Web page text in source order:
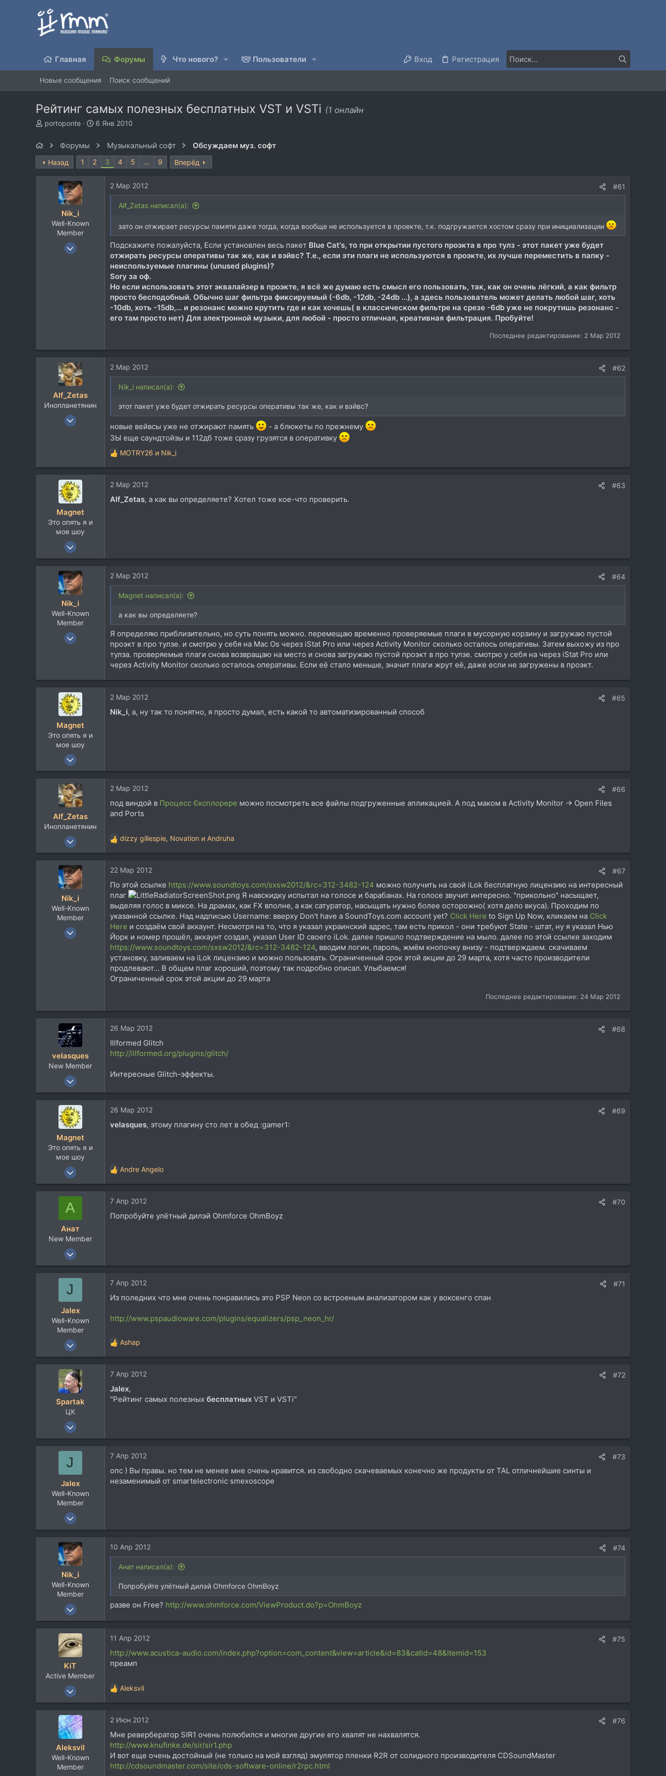
Главная Форумы Что нового? Пользователи Вход Регистрация
Новые сообщения Поиск сообщений
Рейтинг самых полезных бесплатных VST и VSTi (1 онлайн
А
р
т
portoponte
Д
т
н
а
6 Янв 2010
Форумы Музыкальный софт Обсуждаем муз. софт
Назад 1 2 3 4 5 … 9 Вперёд
Nik_i
Well-Known
Member
16 Апр 2009
2 Мар 2012 #61
Alf_Zetas написал(а):
зато он отжирает ресурсы памяти даже тогда, когда вообще не используется в проекте, т.к. подгружается хостом сразу при инициализации
Подскажите пожалуйста, Если установлен весь пакет Blue Cat's, то при открытии пустого проэкта в про тулз - этот пакет уже будет
отжирать ресурсы оперативы так же, как и вэйвс? Т.е., если эти плаги не используются в проэкте, их лучше переместить в папку -
неиспользуемые плагины (unused plugins)?
Sory за оф.
Но если использовать этот эквалайзер в проэкте, я всё же думаю есть смысл его пользовать, так, как он очень лёгкий, а как фильтр
просто бесподобный. Обычно шаг фильтра фиксируемый (-6db, -12db, -24db ...), а здесь пользователь может делать любой шаг, хоть
-10db, хоть -15db,... и резонанс можно крутить где и как хочешь( в классическом фильтре на срезе -6db уже не покрутишь резонанс -
его там просто нет) Для электронной музыки, для любой - просто отличная, креативная фильтрация. Пробуйте!
Последнее редактирование: 2 Мар 2012
Alf_Zetas
Инопланетянин
26 Дек 2006
Київ, Нижні Сади
2 Мар 2012 #62
Nik_i написал(а):
этот пакет уже будет отжирать ресурсы оперативы так же, как и вэйвс?
новые вейвсы уже не отжирают память
- а блюкеты по прежнему
ЗЫ еще саундтойзы и 112дб тоже сразу грузятся в оперативку
Р
е
к
и
MOTRY26 и Nik_i
Magnet
Это опять я и
мое шоу
3 Июн 2007
4.264
2 Мар 2012 #63
Alf_Zetas, а как вы определяете? Хотел тоже кое-что проверить.
Nik_i
Well-Known
Member
16 Апр 2009
Кременчуг
2 Мар 2012 #64
Magnet написал(а):
а как вы определяете?
Я определяю приблизительно, но суть понять можно. перемещаю временно проверяемые плаги в мусорную корзину и загружаю пустой
проэкт в про тулзе. и смотрю у себя на Mac Os через iStat Pro или через Activity Monitor cколько осталось оперативы. Затем выхожу из про
тулза. проверяемые плаги снова возвращаю на место и снова загружаю пустой проэкт в про тулзе. смотрю у себя на через iStat Pro или
через Activity Monitor cколько осталось оперативы. Если её стало меньше, значит плаги жрут её, даже если не загружены в проэкт.
Magnet
Это опять я и
мое шоу
3 Июн 2007
3.843
4.264
2 Мар 2012 #65
Nik_i, а, ну так то понятно, я просто думал, есть какой то автоматизированный способ
Alf_Zetas
Инопланетянин
26 Дек 2006
7.553
6.067
2 Мар 2012 #66
под виндой в Процесс Єксплорере можно посмотреть все файлы подгруженные апликацией. А под маком в Activity Monitor -> Open Files
and Ports
Р
е
к
и
и
:
dizzy gillespie, Novation и Andruha
Nik_i
Well-Known
Member
16 Апр 2009
22 Мар 2012 #67
По этой ссылке https://www.soundtoys.com/sxsw2012/&rc=312-3482-124 можно получить на свой iLok бесплатную лицензию на интересный
плаг
Я навскидку испытал на голосе и барабанах. На голосе звучит интересно. "прикольно" насыщает,
выделяя голос в миксе. На драмах, как FX вполне, а как сатуратор, насыщать нужно более осторожно( хотя дело вкуса). Проходим по
указанной ссылке. Над надписью Username: вверху Don't have a SoundToys.com account yet? Click Here to Sign Up Now, кликаем на Click
Here и создаём свой аккаунт. Несмотря на то, что я указал украинский адрес, там есть прикол - они требуют State - штат, ну я указал Нью
Йорк и номер прошёл, аккаунт создал, указал User ID своего iLok. далее пришло подтверждение на мыло. далее по этой ссылке заходим
https://www.soundtoys.com/sxsw2012/&rc=312-3482-124, вводим логин, пароль, жмём кнопочку внизу - подтверждаем. скачиваем
установку, заливаем на iLok лицензию и можно пользовать. Ограниченный срок этой акции до 29 марта, хотя часто производители
продлевают... В общем плаг хороший, поэтому так подробно описал. Улыбаемся!
Ограниченный срок этой акции до 29 марта
Последнее редактирование: 24 Мар 2012
velasques
New Member
12 Дек 2008
26 Мар 2012 #68
Illformed Glitch
http://illformed.org/plugins/glitch/
Интересные Glitch-эффекты.
Magnet
Это опять я и
мое шоу
3 Июн 2007
4.264
26 Мар 2012 #69
velasques, этому плагину сто лет в обед :gamer1:
Р
е
к
и
Andre Angelo
А
Анат
New Member
1 Мар 2012
7 Апр 2012 #70
Попробуйте улётный дилэй Ohmforce OhmBoyz
J
Jalex
Well-Known
Member
28 Сен 2010
7 Апр 2012 #71
Из поледних что мне очень понравились это PSP Neon со встроеным анализатором как у воксенго спан
http://www.pspaudioware.com/plugins/equalizers/psp_neon_hr/
Р
е
к
и
Ashap
Spartak
ЦК
4 Янв 2002
8.086
7 Апр 2012 #72
Jalex,
"Рейтинг самых полезных бесплатных VST и VSTi"
J
Jalex
Well-Known
Member
28 Сен 2010
7 Апр 2012 #73
опс ) Вы правы. но тем не менее мне очень нравится. из свободно скачеваемых конечно же продукты от TAL отличнейшие синты и
незаменимый от smartelectronic smexoscope
Nik_i
Well-Known
Member
16 Апр 2009
Кременчуг
10 Апр 2012 #74
Анат написал(а):
Попробуйте улётный дилэй Ohmforce OhmBoyz
разве он Free? http://www.ohmforce.com/ViewProduct.do?p=OhmBoyz
KiT
Active Member
20 Дек 2005
Москва
11 Апр 2012 #75
http://www.acustica-audio.com/index.php?option=com_content&view=article&id=83&catid=48&Itemid=153
преамп
Р
е
к
и
и
:
Aleksvil
Aleksvil
Well-Known
Member
2 Июн 2012 #76
Мне ревербератор SIR1 очень полюбился и многие другие его хвалят не нахвалятся.
http://www.knufinke.de/sir/sir1.php
И вот еще очень достойный (не только на мой взгляд) эмулятор пленки R2R от солидного производителя CDSoundMaster
http://cdsoundmaster.com/site/cds-software-online/r2rpc.html